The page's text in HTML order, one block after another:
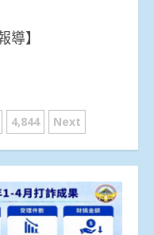
導】
4,844 Next